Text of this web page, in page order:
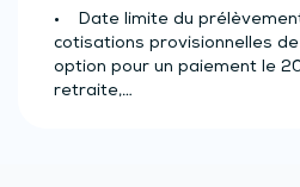
• Date limite du
cotisations provisionnelles
option pour un paiement le
retraite,…